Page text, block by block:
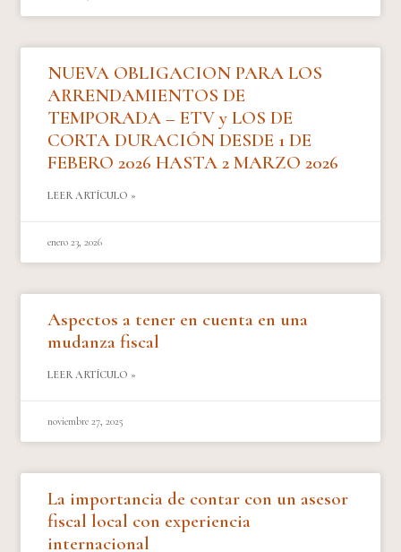
NUEVA OBLIGACION PARA LOS
ARRENDAMIENTOS DE
TEMPORADA – ETV y LOS DE
CORTA DURACIÓN DESDE 1 DE
FEBERO 2026 HASTA 2 MARZO 2026
LEER ARTÍCULO »
enero 23, 2026
Aspectos a tener en cuenta en una
mudanza fiscal
LEER ARTÍCULO »
noviembre 27, 2025
La importancia de contar con un asesor
fiscal local con experiencia
internacional